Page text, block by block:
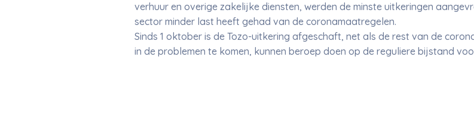
verhuur en overige zakelijke diensten, werden de minste uitkeringen
sector minder last heeft gehad van de coronamaatregelen.
Sinds 1 oktober is de Tozo-uitkering afgeschaft, net als de rest van de
in de problemen te komen, kunnen beroep doen op de reguliere bijstand